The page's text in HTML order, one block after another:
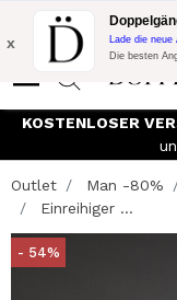
Blitzangebot:
10%
x
Lade die
Die besten
KOSTENLOSER
Outlet Man -80%
Einreihiger ...
- 54%